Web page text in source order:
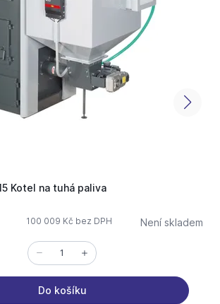
Kotel na tuhá paliva
100 009 Kč bez DPH Není skladem
Do košíku